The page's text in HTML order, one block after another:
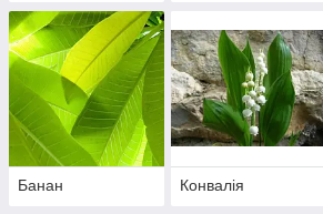
Банан Конвалія